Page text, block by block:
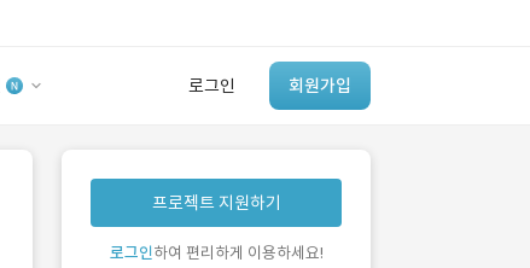
로그인 회원가입
유사사례 검색 AI
‘이런 거’ 만들어본
개발 회사 있어?
프로젝트 지원하기
로그인하여 편리하게 이용하세요!